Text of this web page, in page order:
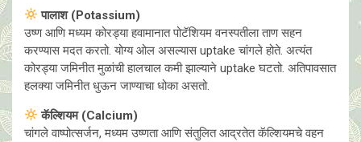
पालाश (Potassium)
उष्ण आणि मध्यम कोरड्या हवामानात पोटॅशियम वनस्पतीला ताण सहन
करण्यास मदत करतो. योग्य ओल असल्यास uptake चांगले होते. अत्यंत
कोरड्या जमिनीत मुळांची हालचाल कमी झाल्याने uptake घटतो. अतिपावसात
हलक्या जमिनीत धुऊन जाण्याचा धोका असतो.
कॅल्शियम (Calcium)
चांगले वाष्पोत्सर्जन, मध्यम उष्णता आणि संतुलित आद्रतेत कॅल्शियमचे वहन